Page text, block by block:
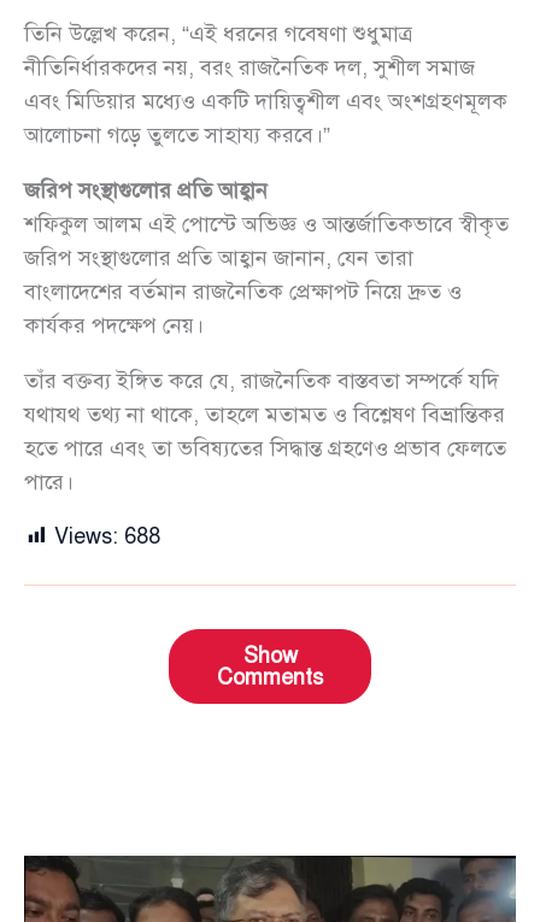
তিনি উল্লেখ করেন, “এই ধরনের গবেষণা শুধুমাত্র
নীতিনির্ধারকদের নয়, বরং রাজনৈতিক দল, সুশীল সমাজ
এবং মিডিয়ার মধ্যেও একটি দায়িত্বশীল এবং অংশগ্রহণমূলক
আলোচনা গড়ে তুলতে সাহায্য করবে।”
জরিপ সংস্থাগুলোর প্রতি আহ্বান
শফিকুল আলম এই পোস্টে অভিজ্ঞ ও আন্তর্জাতিকভাবে স্বীকৃত
জরিপ সংস্থাগুলোর প্রতি আহ্বান জানান, যেন তারা
বাংলাদেশের বর্তমান রাজনৈতিক প্রেক্ষাপট নিয়ে দ্রুত ও
কার্যকর পদক্ষেপ নেয়।
তাঁর বক্তব্য ইঙ্গিত করে যে, রাজনৈতিক বাস্তবতা সম্পর্কে যদি
যথাযথ তথ্য না থাকে, তাহলে মতামত ও বিশ্লেষণ বিভ্রান্তিকর
হতে পারে এবং তা ভবিষ্যতের সিদ্ধান্ত গ্রহণেও প্রভাব ফেলতে
পারে।
Views: 688
Show
Comments